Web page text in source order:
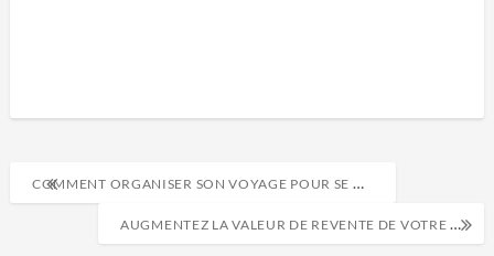
COMMENT ORGANISER SON VOYAGE POUR SE MARIER À L’ÉTRANGER ?
AUGMENTEZ LA VALEUR DE REVENTE DE VOTRE MAISON GRÂCE À CES MEILLEURES OPTIONS DE REVÊTEMENT DE SOL